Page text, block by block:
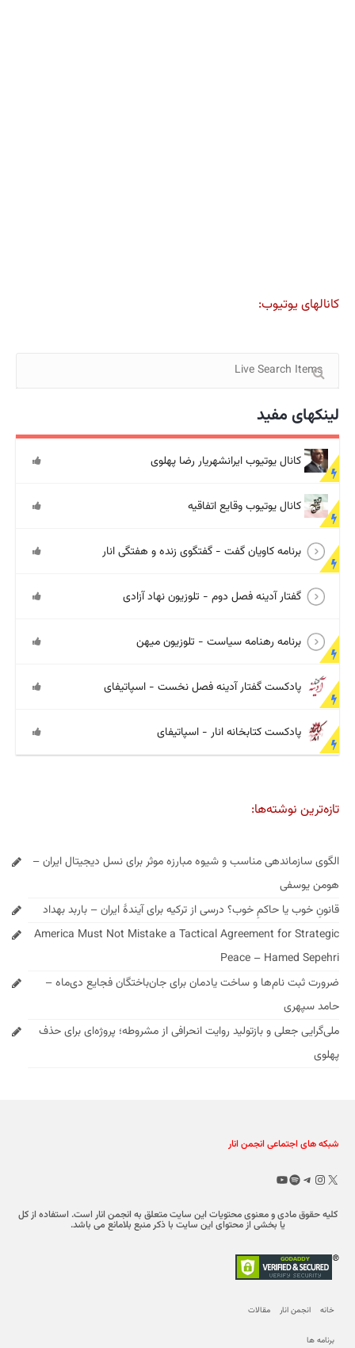
کانالهای یوتیوب:
لینکهای مفید
کانال یوتیوب ایرانشهریار رضا پهلوی
کانال یوتیوب وقایع اتفاقیه
برنامه کاویان گفت - گفتگوی زنده و هفتگی انار
گفتار آدینه فصل دوم - تلوزیون نهاد آزادی
برنامه رهنامه سیاست - تلوزیون میهن
پادکست گفتار آدینه فصل نخست - اسپاتیفای
پادکست کتابخانه انار - اسپاتیفای
تازه‌ترین نوشته‌ها:
الگوی سازماندهی مناسب و شیوه مبارزه موثر برای نسل دیجیتال ایران –
هومن یوسفی
قانونِ خوب یا حاکمِ خوب؟ درسی از ترکیه برای آیندهٔ ایران – باربد بهداد
America Must Not Mistake a Tactical Agreement for Strategic
Peace – Hamed Sepehri
ضرورت ثبت نام‌ها و ساخت یادمان برای جان‌باختگان فجایع دی‌ماه –
حامد سپهری
ملی‌گرایی جعلی و بازتولید روایت انحرافی از مشروطه؛ پروژه‌ای برای حذف
پهلوی
شبکه های اجتماعی انجمن انار
X اینستاگرم
تلگرام
اسپاتیفای
یوتیوب
کلیه حقوق مادی و معنوی محتویات این سایت متعلق به انجمن انار است. استفاده از کل
یا بخشی از محتوای این سایت با ذکر منبع بلامانع می باشد.
خانه انجمن انار مقالات
برنامه ها